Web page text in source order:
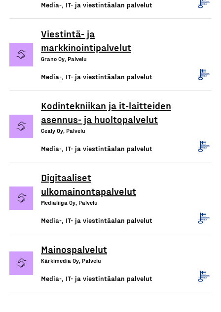
Media-, IT- ja viestintäalan palvelut
Viestintä- ja
markkinointipalvelut
Grano Oy, Palvelu
Media-, IT- ja viestintäalan palvelut
Kodintekniikan ja it-laitteiden
asennus- ja huoltopalvelut
Cealy Oy, Palvelu
Media-, IT- ja viestintäalan palvelut
Digitaaliset
ulkomainontapalvelut
Medialiiga Oy, Palvelu
Media-, IT- ja viestintäalan palvelut
Mainospalvelut
Kärkimedia Oy, Palvelu
Media-, IT- ja viestintäalan palvelut